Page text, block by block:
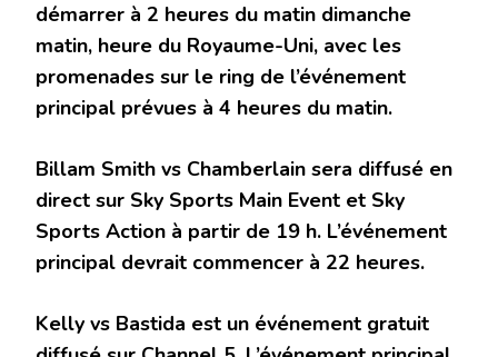
démarrer à 2 heures du matin dimanche
matin, heure du Royaume-Uni, avec les
promenades sur le ring de l’événement
principal prévues à 4 heures du matin.
Billam Smith vs Chamberlain sera diffusé en
direct sur Sky Sports Main Event et Sky
Sports Action à partir de 19 h. L’événement
principal devrait commencer à 22 heures.
Kelly vs Bastida est un événement gratuit